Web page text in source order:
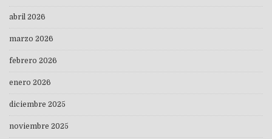
abril 2026
marzo 2026
febrero 2026
enero 2026
diciembre 2025
noviembre 2025